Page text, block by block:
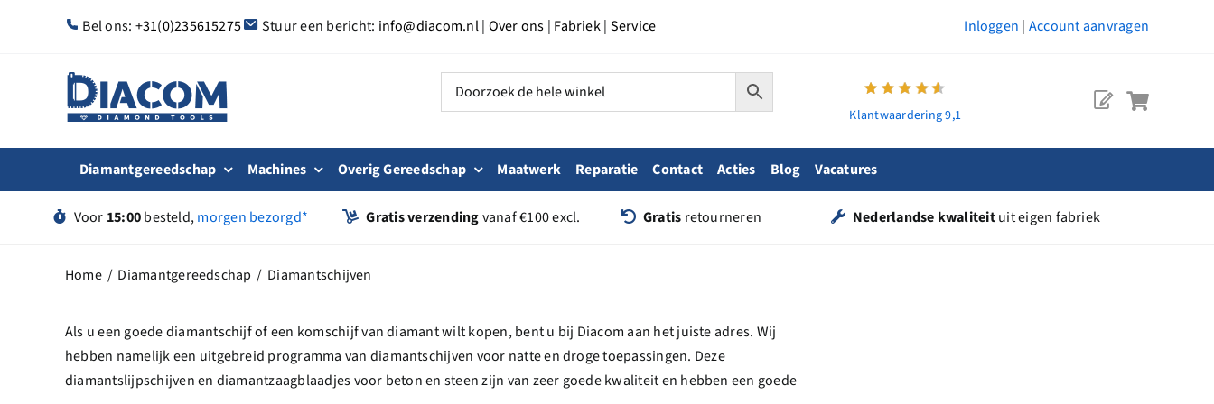
Bel ons: +31(0)235615275 Stuur een bericht: info@diacom.nl| Over ons | Fabriek| Service Inloggen | Account aanvragen
Klantwaardering 9,1
Diamantgereedschap Machines Overig Gereedschap Maatwerk Reparatie Contact Acties Blog Vacatures
Voor 15:00besteld,morgen bezorgd* Gratis verzendingvanaf €100 excl. Gratis retourneren Nederlandse kwaliteituit eigen fabriek
Home Diamantgereedschap Diamantschijven
Als u een goede diamantschijf of een komschijf van diamant wilt kopen, bent u bij Diacom aan het juiste adres. Wij
hebben namelijk een uitgebreid programma van diamantschijven voor natte en droge toepassingen. Deze
diamantslijpschijven en diamantzaagblaadjes voor beton en steen zijn van zeer goede kwaliteit en hebben een goede